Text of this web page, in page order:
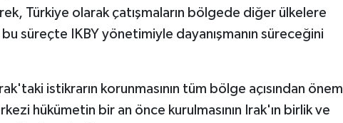
Türkiye olarak çatışmaların bölgede diğer ülkelere
bu süreçte IKBY yönetimiyle dayanışmanın süreceğini
istikrarın korunmasının tüm bölge açısından önem
hükümetin bir an önce kurulmasının Irak'ın birlik ve